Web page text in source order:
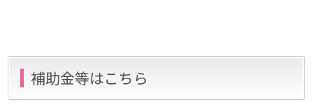
補助金等はこちら